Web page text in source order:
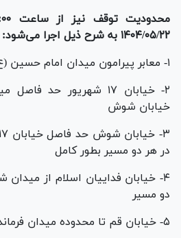
۱۴۰۴/۰۵/۲۲ به شرح ذیل اجرا می‌شود:
۱- معابر پیرامون میدان امام حسین (ع)
۲- خیابان ۱۷ شهریور
خیابان شوش
در هر دو مسیر بطور کامل
۴- خیابان فداییان اسلام از
دو مسیر
۵- خیابان قم تا محدوده میدان فرمانداری بطور کامل